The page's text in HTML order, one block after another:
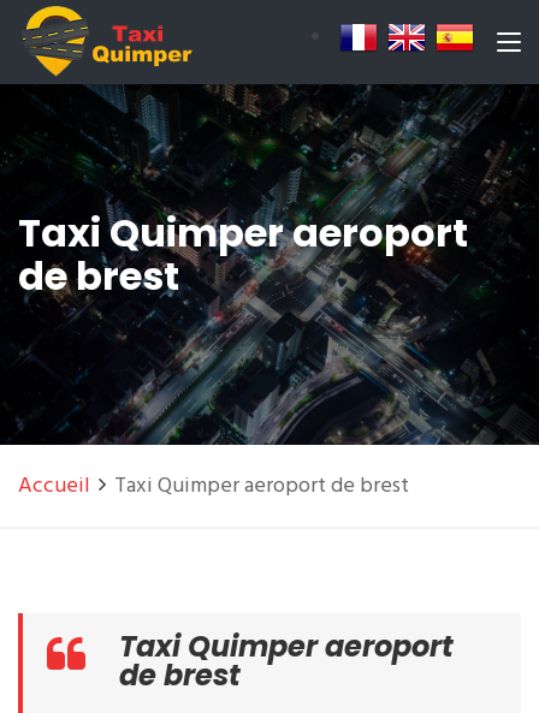
Taxi Quimper aeroport
de brest
Accueil Taxi Quimper aeroport de brest
Taxi Quimper aeroport
de brest